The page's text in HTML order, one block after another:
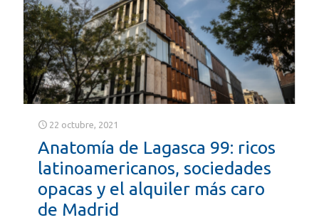
22 octubre, 2021
Anatomía de Lagasca 99: ricos
latinoamericanos, sociedades
opacas y el alquiler más caro
de Madrid